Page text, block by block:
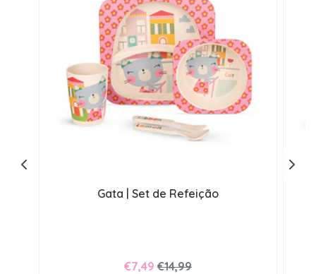
Gata | Set de Refeição
€7,49 €14,99